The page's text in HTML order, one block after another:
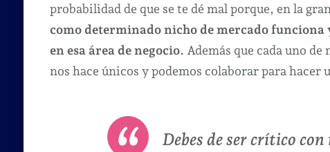
probabilidad de que se te dé mal porque, en la
como determinado nicho de mercado funciona
en esa área de negocio. Además que cada uno
nos hace únicos y podemos colaborar para hacer
Debes de sercrítico con